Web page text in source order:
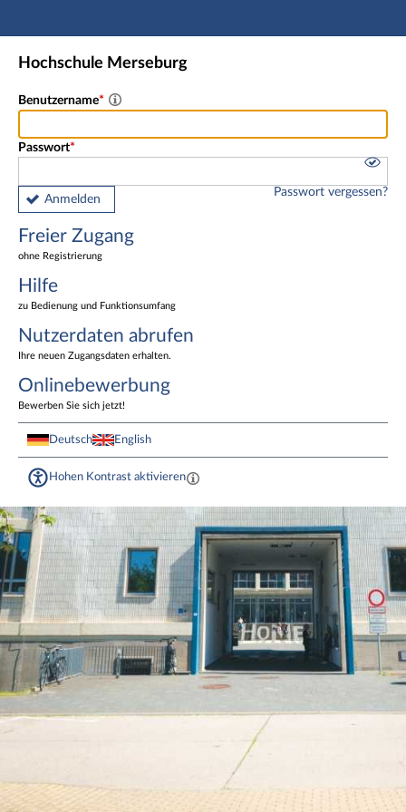
Hauptnavigation
Freier Zugang
Nutzerdaten abrufen
Fußzeile
Hochschule Merseburg
Benutzername
Passwort
Anmelden
Passwort vergessen?
Freier Zugang
ohne Registrierung
Hilfe
zu Bedienung und Funktionsumfang
Nutzerdaten abrufen
Ihre neuen Zugangsdaten erhalten.
Onlinebewerbung
Bewerben Sie sich jetzt!
Deutsch English
Hohen Kontrast aktivieren